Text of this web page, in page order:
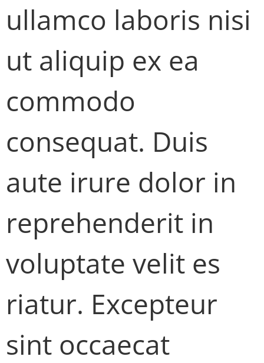
ullamco laboris nisi
ut aliquip ex ea
commodo
consequat. Duis
aute irure dolor in
reprehenderit in
voluptate velit es
riatur. Excepteur
sint occaecat